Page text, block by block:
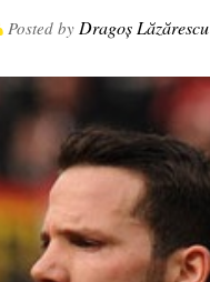
Posted by Dragoș Lăzărescu